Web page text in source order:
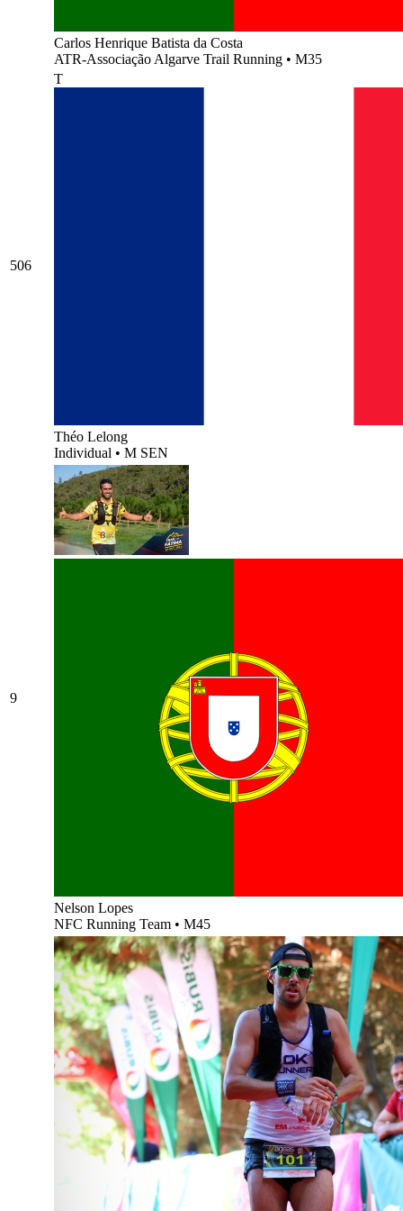
Carlos Henrique Batista da Costa
ATR-Associação Algarve Trail Running • M35
506
T
Théo Lelong
Individual • M SEN
9
Nelson Lopes
NFC Running Team • M45